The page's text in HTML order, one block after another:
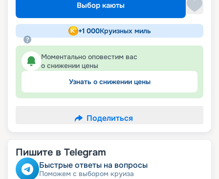
Выбор каюты
+1 000Круизных миль
Моментально оповестим вас
о снижении цены
Узнать о снижении цены
Поделиться
Пишите в Telegram
Быстрые ответы на вопросы
Поможем с выбором круиза